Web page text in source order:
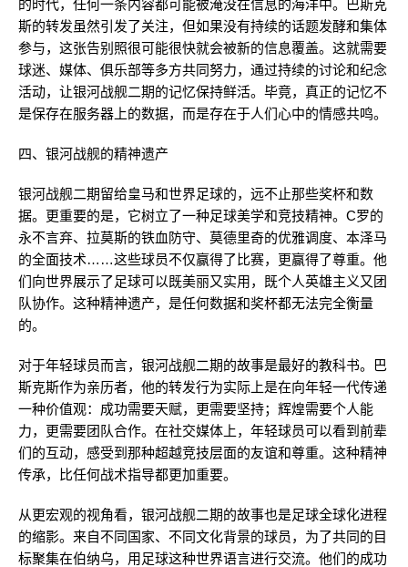
的时代，任何一条内容都可能被淹没在信息的海洋中。巴斯克
斯的转发虽然引发了关注，但如果没有持续的话题发酵和集体
参与，这张告别照很可能很快就会被新的信息覆盖。这就需要
球迷、媒体、俱乐部等多方共同努力，通过持续的讨论和纪念
活动，让银河战舰二期的记忆保持鲜活。毕竟，真正的记忆不
是保存在服务器上的数据，而是存在于人们心中的情感共鸣。
四、银河战舰的精神遗产
银河战舰二期留给皇马和世界足球的，远不止那些奖杯和数
据。更重要的是，它树立了一种足球美学和竞技精神。C罗的
永不言弃、拉莫斯的铁血防守、莫德里奇的优雅调度、本泽马
的全面技术……这些球员不仅赢得了比赛，更赢得了尊重。他
们向世界展示了足球可以既美丽又实用，既个人英雄主义又团
队协作。这种精神遗产，是任何数据和奖杯都无法完全衡量
的。
对于年轻球员而言，银河战舰二期的故事是最好的教科书。巴
斯克斯作为亲历者，他的转发行为实际上是在向年轻一代传递
一种价值观：成功需要天赋，更需要坚持；辉煌需要个人能
力，更需要团队合作。在社交媒体上，年轻球员可以看到前辈
们的互动，感受到那种超越竞技层面的友谊和尊重。这种精神
传承，比任何战术指导都更加重要。
从更宏观的视角看，银河战舰二期的故事也是足球全球化进程
的缩影。来自不同国家、不同文化背景的球员，为了共同的目
标聚集在伯纳乌，用足球这种世界语言进行交流。他们的成功